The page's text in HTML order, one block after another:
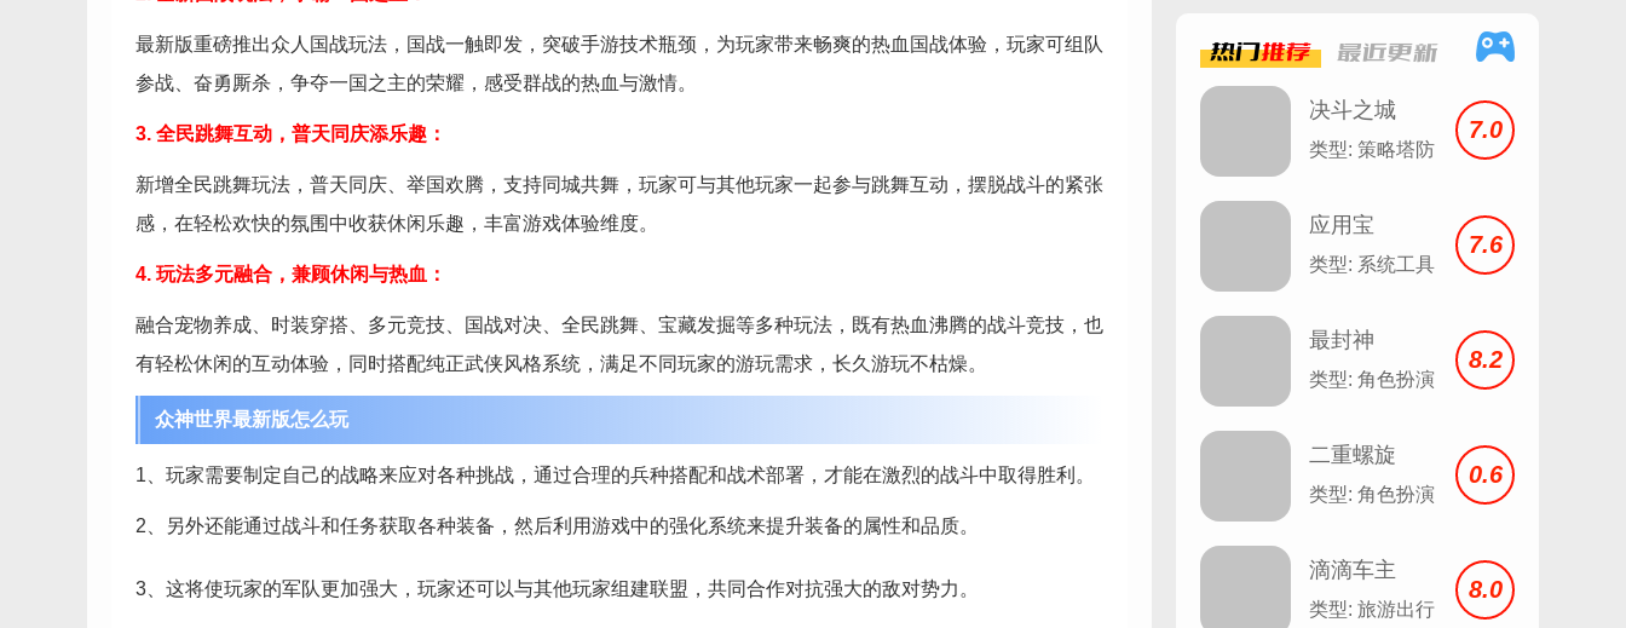
最新版重磅推出众人国战玩法，国战一触即发，突破手游技术瓶颈，为玩家带来畅爽的热血国战体验，玩家可组队
参战、奋勇厮杀，争夺一国之主的荣耀，感受群战的热血与激情。
3. 全民跳舞互动，普天同庆添乐趣：
新增全民跳舞玩法，普天同庆、举国欢腾，支持同城共舞，玩家可与其他玩家一起参与跳舞互动，摆脱战斗的紧张
感，在轻松欢快的氛围中收获休闲乐趣，丰富游戏体验维度。
4. 玩法多元融合，兼顾休闲与热血：
融合宠物养成、时装穿搭、多元竞技、国战对决、全民跳舞、宝藏发掘等多种玩法，既有热血沸腾的战斗竞技，也
有轻松休闲的互动体验，同时搭配纯正武侠风格系统，满足不同玩家的游玩需求，长久游玩不枯燥。
众神世界最新版怎么玩
1、玩家需要制定自己的战略来应对各种挑战，通过合理的兵种搭配和战术部署，才能在激烈的战斗中取得胜利。
2、另外还能通过战斗和任务获取各种装备，然后利用游戏中的强化系统来提升装备的属性和品质。
3、这将使玩家的军队更加强大，玩家还可以与其他玩家组建联盟，共同合作对抗强大的敌对势力。
热门推荐 最近更新
决斗之城
类型: 策略塔防
7.0
应用宝
类型: 系统工具
7.6
最封神
类型: 角色扮演
8.2
二重螺旋
类型: 角色扮演
0.6
滴滴车主
8.1.12
类型: 旅游出行
8.0